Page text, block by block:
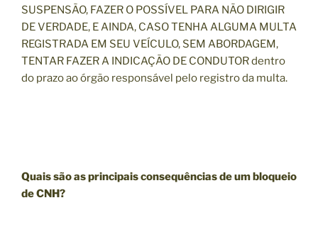
SUSPENSÃO, FAZER O POSSÍVEL PARA NÃO DIRIGIR
DE VERDADE, E AINDA, CASO TENHA ALGUMA MULTA
REGISTRADA EM SEU VEÍCULO, SEM ABORDAGEM,
TENTAR FAZER A INDICAÇÃO DE CONDUTOR dentro
do prazo ao órgão responsável pelo registro da multa.
Quais são as principais consequências de um bloqueio
de CNH?